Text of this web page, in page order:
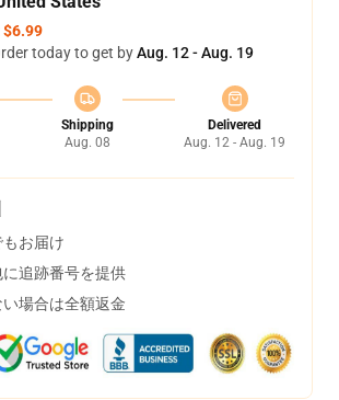
$6.99
today to get byAug. 12 - Aug. 19
Shipping
Aug. 08
Delivered
Aug. 12 - Aug. 19
お届け
追跡番号を提供
場合は全額返金